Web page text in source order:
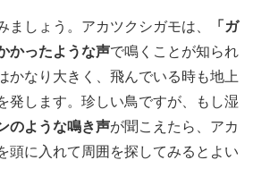
ましょう。アカツクシガモは、
「ガ
かったような声で鳴くことが知られ
かなり大きく、飛んでいる時も地上
発します。珍しい鳥ですが、もし湿
のような鳴き声が聞こえたら、アカ
頭に入れて周囲を探してみるとよい